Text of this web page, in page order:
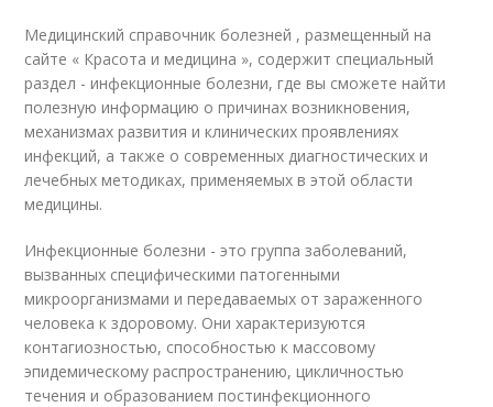
Медицинский справочник болезней , размещенный на
сайте « Красота и медицина », содержит специальный
раздел - инфекционные болезни, где вы сможете найти
полезную информацию о причинах возникновения,
механизмах развития и клинических проявлениях
инфекций, а также о современных диагностических и
лечебных методиках, применяемых в этой области
медицины.
Инфекционные болезни - это группа заболеваний,
вызванных специфическими патогенными
микроорганизмами и передаваемых от зараженного
человека к здоровому. Они характеризуются
контагиозностью, способностью к массовому
эпидемическому распространению, цикличностью
течения и образованием постинфекционного